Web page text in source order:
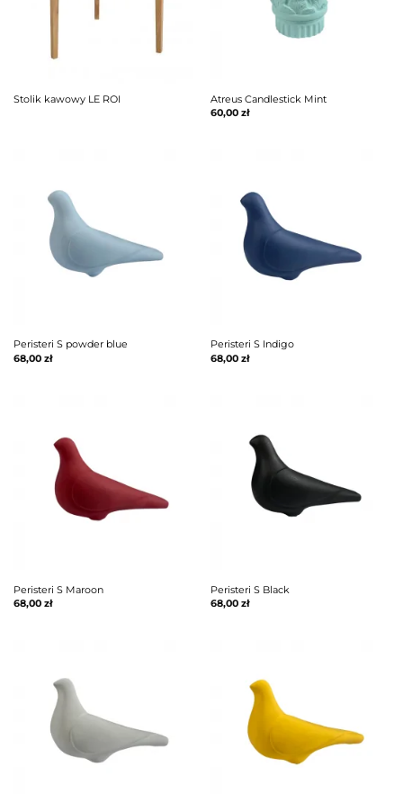
Stolik kawowy LE ROI
Atreus Candlestick Mint
60,00 zł
Peristeri S powder blue
68,00 zł
Peristeri S Indigo
68,00 zł
Peristeri S Maroon
68,00 zł
Peristeri S Black
68,00 zł